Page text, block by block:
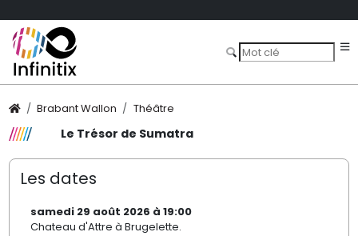
Brabant Wallon Théâtre
Le Trésor de Sumatra
Les dates
samedi 29 août 2026 à 19:00
Chateau d'Attre à Brugelette.